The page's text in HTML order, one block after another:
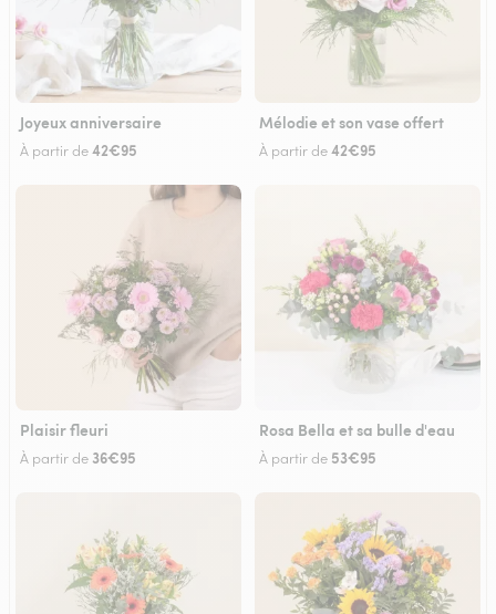
Joyeux anniversaire
À partir de42€95
Mélodie et son vase offert
À partir de42€95
Plaisir fleuri
À partir de 36€95
Rosa Bella et sa bulle d'eau
À partir de 53€95